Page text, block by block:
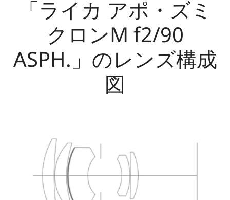
「ライカ アポ・ズミ
クロンM f2/90
ASPH.」のレンズ構成
図